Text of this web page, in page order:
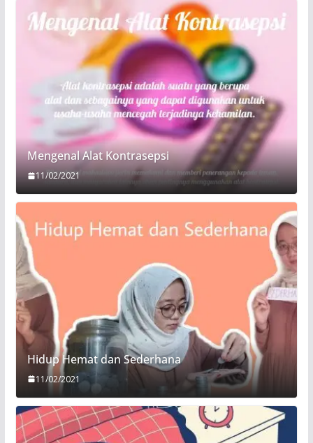
Mengenal Alat Kontrasepsi
11/02/2021
Hidup Hemat dan Sederhana
11/02/2021